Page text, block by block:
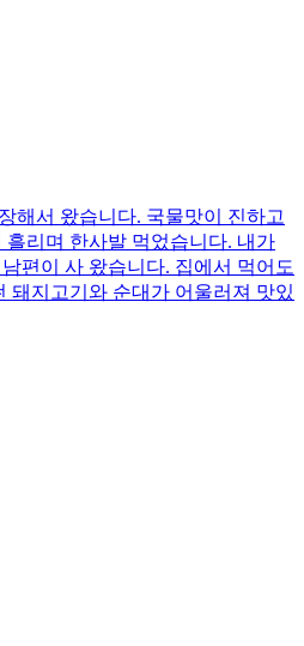
해서 왔습니다. 국물맛이 진하고
리며 한사발 먹었습니다. 내가
편이 사 왔습니다. 집에서 먹어도
돼지고기와 순대가 어울러져 맛있